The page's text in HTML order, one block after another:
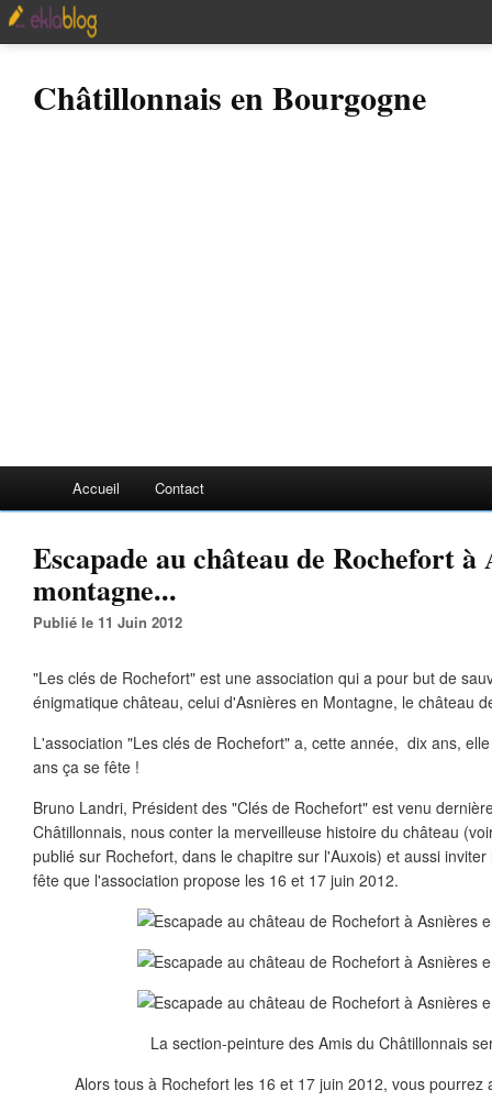
Châtillonnais en Bourgogne
Accueil Contact
Escapade au château de Rochefort à
montagne...
Publié le 11 Juin 2012
"Les clés de Rochefort" est une association qui a pour but de
énigmatique château, celui d'Asnières en Montagne, le château
L'association "Les clés de Rochefort" a, cette année, dix ans,
ans ça se fête !
Bruno Landri, Président des "Clés de Rochefort" est venu
Châtillonnais, nous conter la merveilleuse histoire du château
publié sur Rochefort, dans le chapitre sur l'Auxois) et aussi
fête que l'association propose les 16 et 17 juin 2012.
La section-peinture des Amis du Châtillonnais
Alors tous à Rochefort les 16 et 17 juin 2012, vous pourrez